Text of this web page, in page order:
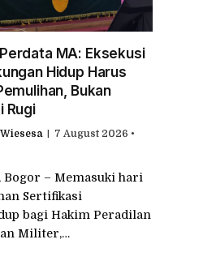
MA: Eksekusi
Hidup Harus
Bukan
Rugi
7 August 2026 •
Bogor – Memasuki hari
Sertifikasi
bagi Hakim Peradilan
Militer,…